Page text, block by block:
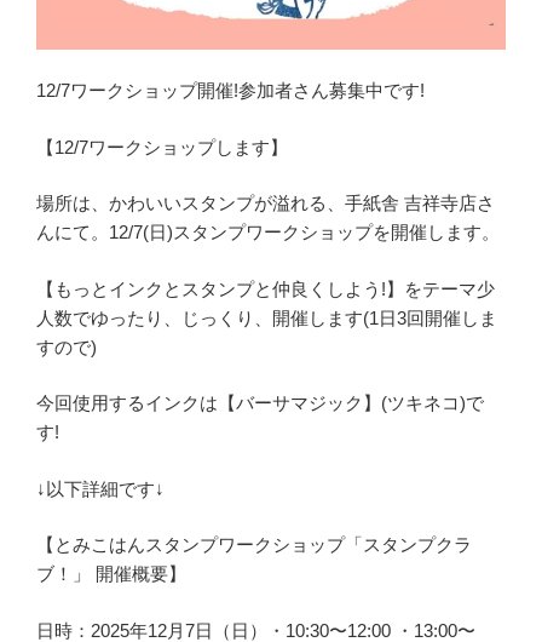
12/7ワークショップ開催!参加者さん募集中です!
【12/7ワークショップします】
場所は、かわいいスタンプが溢れる、手紙舎 吉祥寺店さ
んにて。12/7(日)スタンプワークショップを開催します。
【もっとインクとスタンプと仲良くしよう!】をテーマ少
人数でゆったり、じっくり、開催します(1日3回開催しま
すので)
今回使用するインクは【バーサマジック】(ツキネコ)で
す!
↓以下詳細です↓
【とみこはんスタンプワークショップ「スタンプクラ
ブ！」 開催概要】
日時：2025年12月7日（日）・10:30〜12:00 ・13:00〜